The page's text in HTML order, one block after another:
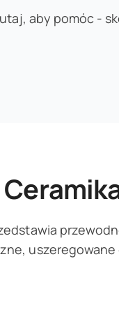
aby pomóc -